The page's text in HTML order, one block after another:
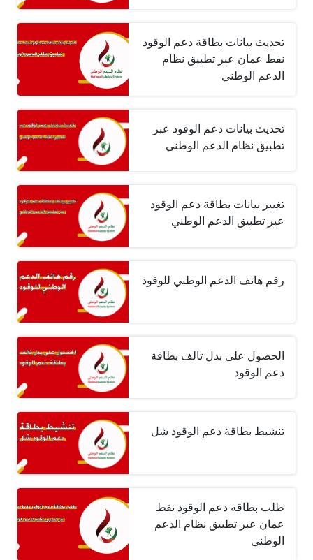
تحديث بيانات بطاقة دعم الوقود
نفط عمان عبر تطبيق نظام
الدعم الوطني
تحديث بيانات دعم الوقود عبر
تطبيق نظام الدعم الوطني
تغيير بيانات بطاقة دعم الوقود
عبر تطبيق الدعم الوطني
رقم هاتف الدعم الوطني للوقود
الحصول على بدل تالف بطاقة
دعم الوقود
تنشيط بطاقة دعم الوقود شل
طلب بطاقة دعم الوقود نفط
عمان عبر تطبيق نظام الدعم
الوطني